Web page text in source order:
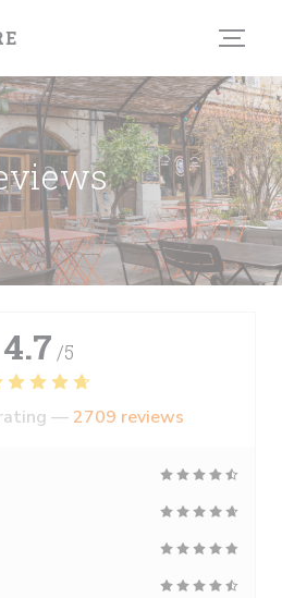
4.7 /5
—2709 reviews